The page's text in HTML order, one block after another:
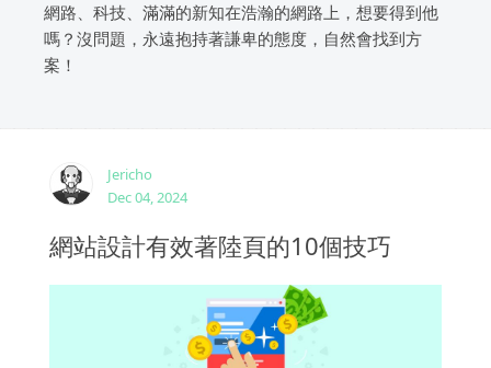
網路、科技、滿滿的新知在浩瀚的網路上，想要得到他
嗎？沒問題，永遠抱持著謙卑的態度，自然會找到方
案！
Jericho
Dec 04, 2024
網站設計有效著陸頁的10個技巧